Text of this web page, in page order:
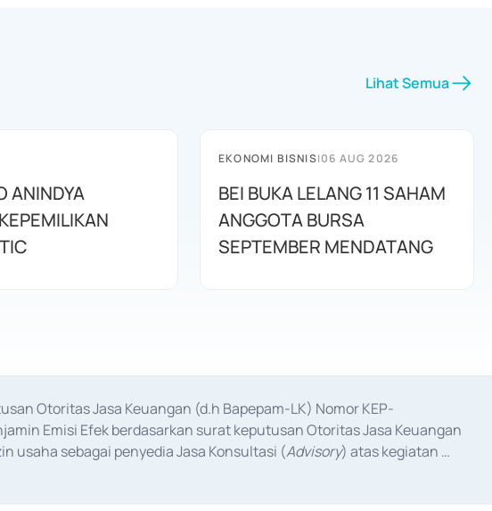
Lihat Semua
ANINDYA
EKONOMI BISNIS|06 AUG 2026
BEI BUKA LELANG 11 SAHAM
ANGGOTA BURSA
SEPTEMBER MENDATANG
Otoritas Jasa Keuangan (d.h Bapepam-LK) Nomor KEP-
Emisi Efek berdasarkan surat keputusan Otoritas Jasa Keuangan
usaha sebagai penyedia Jasa Konsultasi (Advisory) atas kegiatan